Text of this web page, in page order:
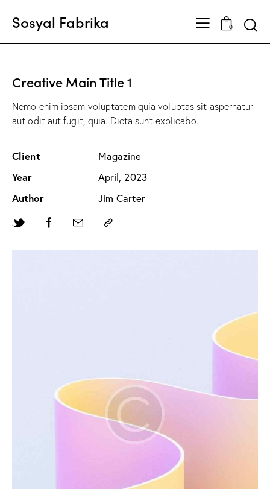
Sosyal Fabrika 0
Creative Main Title 1
Nemo enim ipsam voluptatem quia voluptas sit aspernatur
aut odit aut fugit, quia. Dicta sunt explicabo.
Client Magazine
Year April, 2023
Author
Jim Carter
Twitter-FacebookShare-
Copy
to